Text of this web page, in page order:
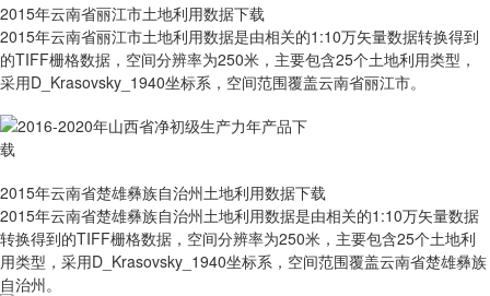
2015年云南省丽江市土地利用数据下载
2015年云南省丽江市土地利用数据是由相关的1:10万矢量数据转换得到
的TIFF栅格数据，空间分辨率为250米，主要包含25个土地利用类型，
采用D_Krasovsky_1940坐标系，空间范围覆盖云南省丽江市。
2015年云南省楚雄彝族自治州土地利用数据下载
2015年云南省楚雄彝族自治州土地利用数据是由相关的1:10万矢量数据
转换得到的TIFF栅格数据，空间分辨率为250米，主要包含25个土地利
用类型，采用D_Krasovsky_1940坐标系，空间范围覆盖云南省楚雄彝族
自治州。